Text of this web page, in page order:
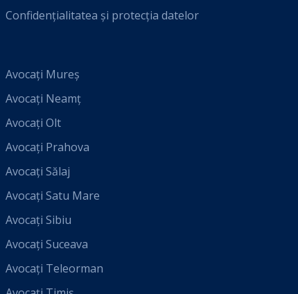
Confidențialitatea și protecția datelor
Avocați Mureș
Avocați Neamț
Avocați Olt
Avocați Prahova
Avocați Sălaj
Avocați Satu Mare
Avocați Sibiu
Avocați Suceava
Avocați Teleorman